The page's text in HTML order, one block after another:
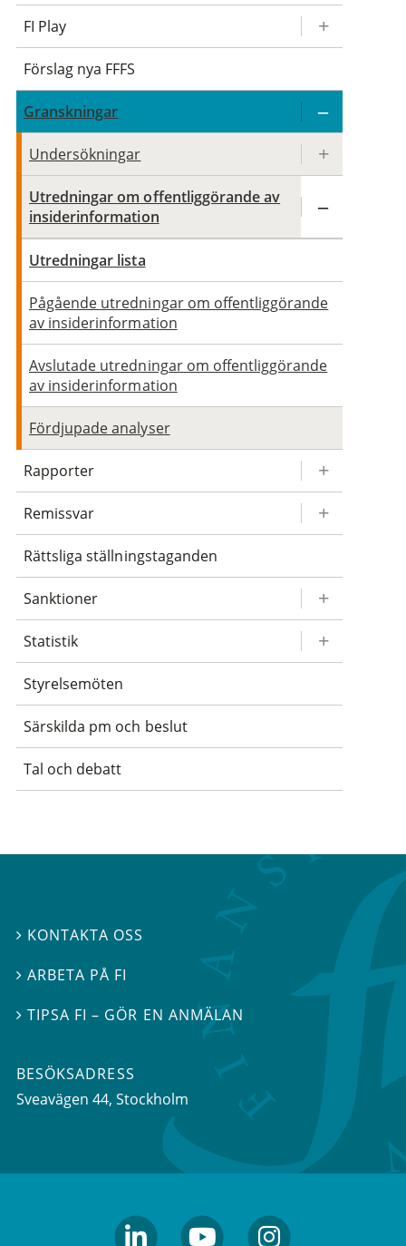
FI Play
Förslag nya FFFS
Granskningar
Undersökningar
Utredningar om offentliggörande av
insiderinformation
Utredningar lista
Pågående utredningar om offentliggörande
av insiderinformation
Avslutade utredningar om offentliggörande
av insiderinformation
Fördjupade analyser
Rapporter
Remissvar
Rättsliga ställningstaganden
Sanktioner
Statistik
Styrelsemöten
Särskilda pm och beslut
Tal och debatt
 KONTAKTA OSS
 ARBETA PÅ FI
TIPSA FI – GÖR EN ANMÄLAN
BESÖKSADRESS
Sveavägen 44, Stockholm